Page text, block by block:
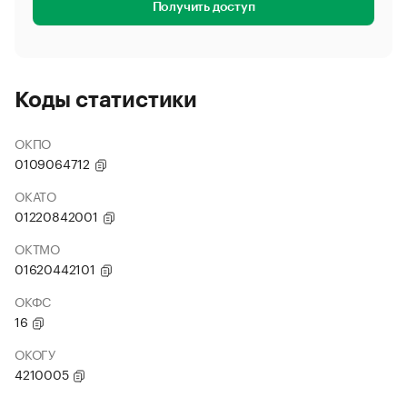
Получить доступ
Коды статистики
ОКПО
0109064712
ОКАТО
01220842001
ОКТМО
01620442101
ОКФС
16
ОКОГУ
4210005